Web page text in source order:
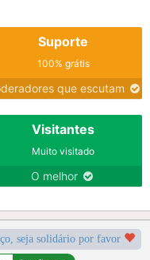
Suporte
100% grátis
que escutam
Visitantes
Muito visitado
O melhor
seja solidário por favor